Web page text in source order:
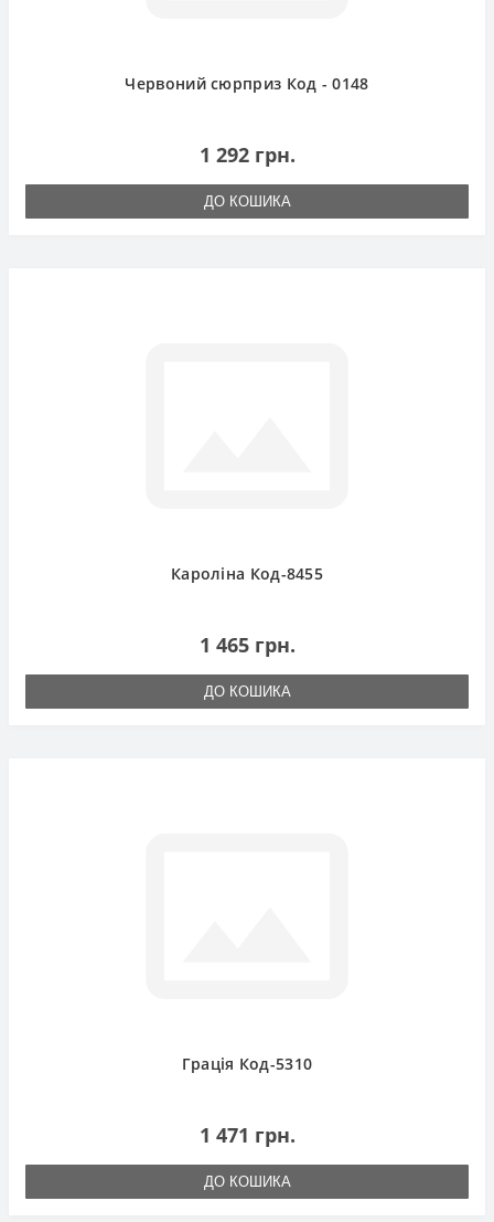
Червоний сюрприз Код - 0148
1 292 грн.
ДО КОШИКА
Кароліна Код-8455
1 465 грн.
ДО КОШИКА
Грація Код-5310
1 471 грн.
ДО КОШИКА